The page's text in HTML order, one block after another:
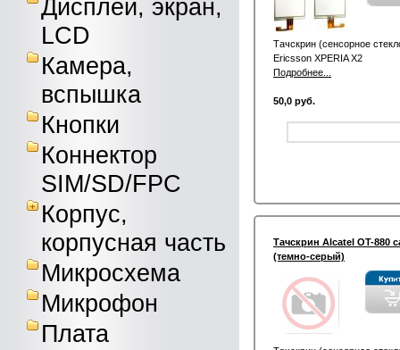
Дисплей, экран,
LCD
Камера,
вспышка
Кнопки
Коннектор
SIM/SD/FPC
Корпус,
корпусная часть
Микросхема
Микрофон
Плата
Тачскрин (сенсорное
Ericsson XPERIA X2
Подробнее...
50,0 руб.
Тачскрин Alcatel OT-880
(темно-серый)